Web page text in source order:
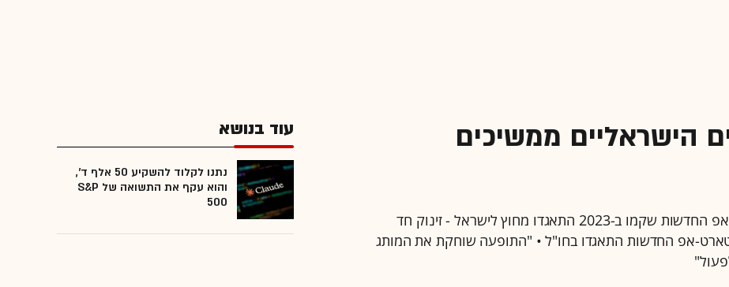
הישראליים ממשיכים
עפ"י סקר של איגוד IATI, כ-43 מחברות הסטארט-אפ החדשות שקמו ב-2023 התאגדו מחוץ לישראל - זינוק חד
רק כ-19.92% מחברות הסטארט-אפ החדשות התאגדו בחו"ל • "התופעה שוחקת את המותג
עוד בנושא
נתנו לקלוד להשקיע 50 אלף ד',
והוא עקף את התשואה של S&P
500